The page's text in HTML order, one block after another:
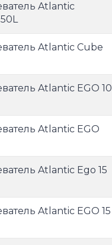
Atlantic
Atlantic Cube
Atlantic EGO 10
Atlantic EGO
Atlantic Ego 15
Atlantic EGO 15